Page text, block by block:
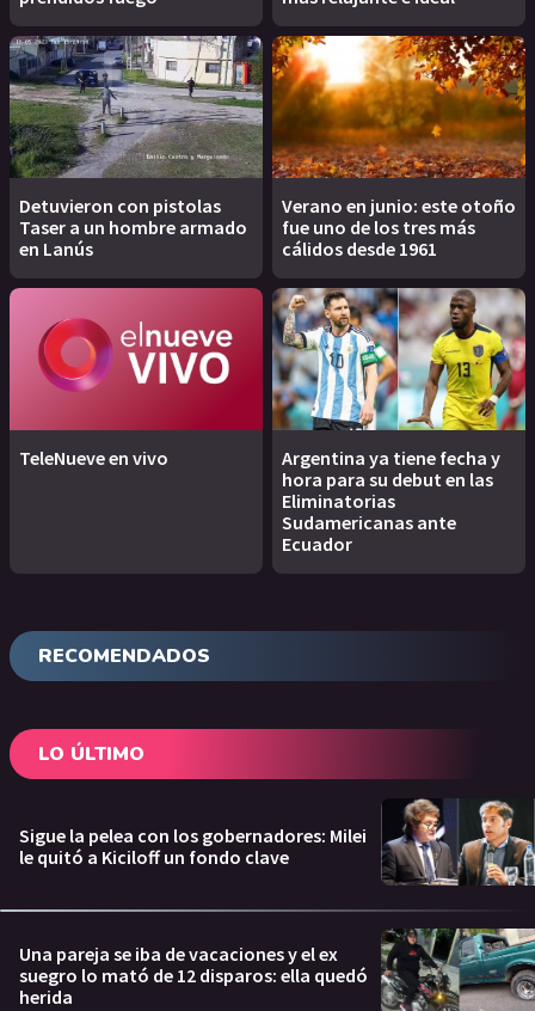
Detuvieron con pistolas
Taser a un hombre armado
en Lanús
Verano en junio: este otoño
fue uno de los tres más
cálidos desde 1961
TeleNueve en vivo
Argentina ya tiene fecha y
hora para su debut en las
Eliminatorias
Sudamericanas ante
Ecuador
RECOMENDADOS
LO ÚLTIMO
Sigue la pelea con los gobernadores: Milei
le quitó a Kiciloff un fondo clave
Una pareja se iba de vacaciones y el ex
suegro lo mató de 12 disparos: ella quedó
herida